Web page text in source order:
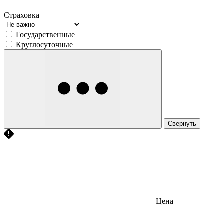
Страховка
Государственные
Круглосуточные
Свернуть
Цена